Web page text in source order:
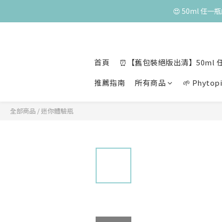
😍 50ml 任一
首頁
⏰【舊包裝絕版出清】50ml
推薦指南
所有商品 🌱
全部商品 /迷你體驗瓶